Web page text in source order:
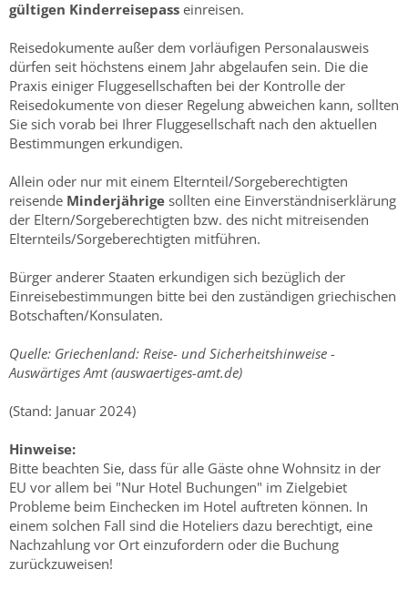
gültigen Kinderreisepass einreisen.
Reisedokumente außer dem vorläufigen Personalausweis
dürfen seit höchstens einem Jahr abgelaufen sein. Die die
Praxis einiger Fluggesellschaften bei der Kontrolle der
Reisedokumente von dieser Regelung abweichen kann, sollten
Sie sich vorab bei Ihrer Fluggesellschaft nach den aktuellen
Bestimmungen erkundigen.
Allein oder nur mit einem Elternteil/Sorgeberechtigten
reisende Minderjährige sollten eine Einverständniserklärung
der Eltern/Sorgeberechtigten bzw. des nicht mitreisenden
Elternteils/Sorgeberechtigten mitführen.
Bürger anderer Staaten erkundigen sich bezüglich der
Einreisebestimmungen bitte bei den zuständigen griechischen
Botschaften/Konsulaten.
Quelle: Griechenland: Reise- und Sicherheitshinweise -
Auswärtiges Amt (auswaertiges-amt.de)
(Stand: Januar 2024)
Hinweise:
Bitte beachten Sie, dass für alle Gäste ohne Wohnsitz in der
EU vor allem bei "Nur Hotel Buchungen" im Zielgebiet
Probleme beim Einchecken im Hotel auftreten können. In
einem solchen Fall sind die Hoteliers dazu berechtigt, eine
Nachzahlung vor Ort einzufordern oder die Buchung
zurückzuweisen!